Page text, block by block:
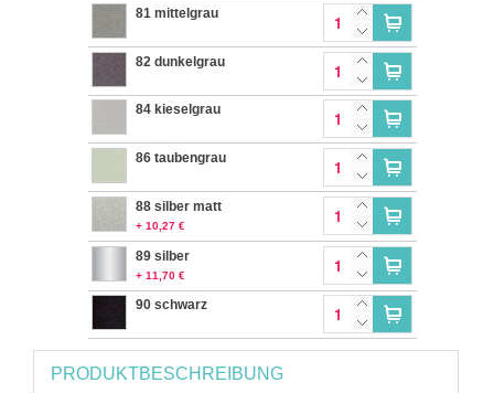
81 mittelgrau
82 dunkelgrau
84 kieselgrau
86 taubengrau
88 silber matt
+ 10,27 €
89 silber
+ 11,70 €
90 schwarz
PRODUKTBESCHREIBUNG